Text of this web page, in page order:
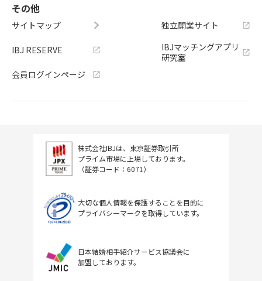
その他
サイトマップ
IBJ RESERVE
会員ログインページ
独立開業サイト
IBJマッチングアプリ
研究室
株式会社IBJは、東京証券取引所
プライム市場に上場しております。
（証券コード：6071）
大切な個人情報を保護することを目的に
プライバシーマークを取得しています。
日本結婚相手紹介サービス協議会に
加盟しております。